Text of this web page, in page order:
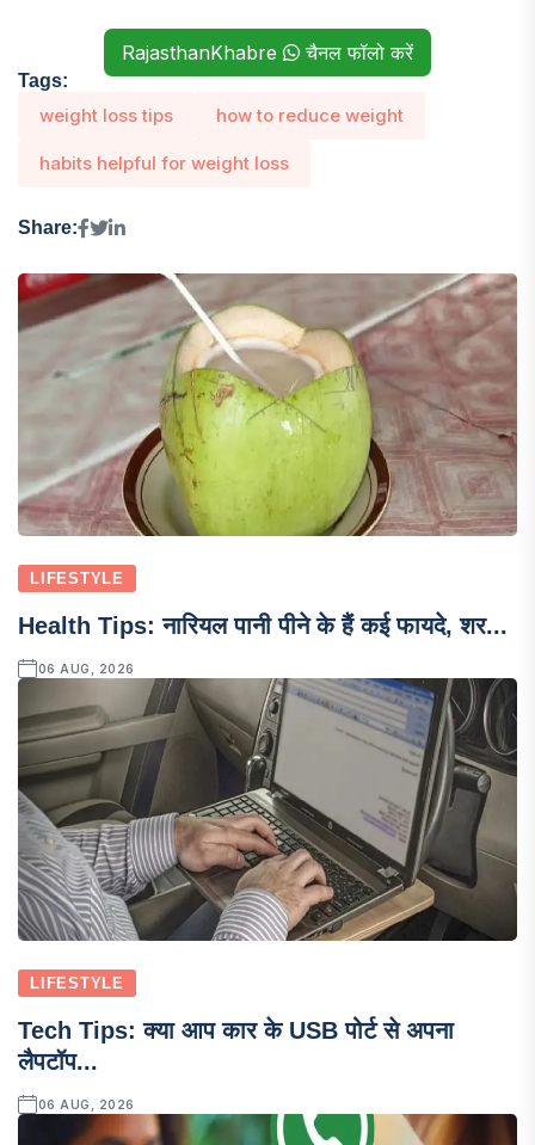
RajasthanKhabre चैनल फॉलो करें
Tags:
weight loss tips how to reduce weight
habits helpful for weight loss
Share:
LIFESTYLE
Health Tips: नारियल पानी पीने के हैं कई फायदे, शर...
06 AUG, 2026
LIFESTYLE
Tech Tips: क्या आप कार के USB पोर्ट से अपना
लैपटॉप...
06 AUG, 2026